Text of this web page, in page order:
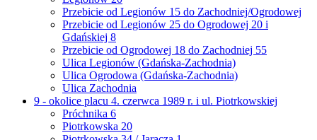
Przebicie od Legionów 15 do Zachodniej/Ogrodowej
Przebicie od Legionów 25 do Ogrodowej 20 i
Gdańskiej 8
Przebicie od Ogrodowej 18 do Zachodniej 55
Ulica Legionów (Gdańska-Zachodnia)
Ulica Ogrodowa (Gdańska-Zachodnia)
Ulica Zachodnia
9 - okolice placu 4. czerwca 1989 r. i ul. Piotrkowskiej
Próchnika 6
Piotrkowska 20